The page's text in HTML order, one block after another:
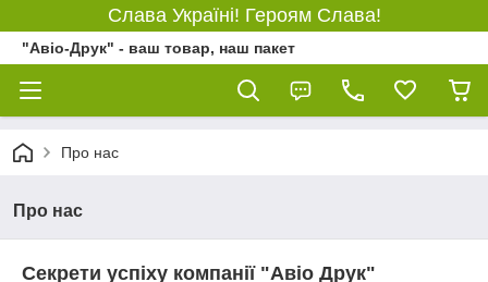
Слава Україні! Героям Слава!
"Авіо-Друк" - ваш товар, наш пакет
Про нас
Про нас
Секрети успіху компанії "Авіо Друк"